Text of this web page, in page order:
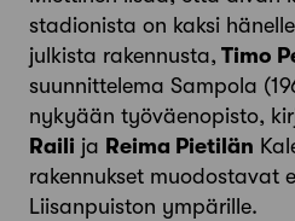
stadionista on kaksi
julkista rakennusta, Timo
suunnit­telema Sampola
nykyään työväen­opisto,
Raili ja Reima Pietilän
rakennukset muodostavat
Liisanpuiston ympärille.